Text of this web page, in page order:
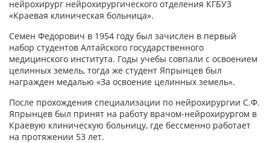
нейрохирург нейрохирургического отделения КГБУЗ
«Краевая клиническая больница».
Семен Федорович в 1954 году был зачислен в первый
набор студентов Алтайского государственного
медицинского института. Годы учебы совпали с освоением
целинных земель, тогда же студент Япрынцев был
награжден медалью «За освоение целинных земель».
После прохождения специализации по нейрохирургии С.Ф.
Япрынцев был принят на работу врачом-нейрохирургом в
Краевую клиническую больницу, где бессменно работает
на протяжении 53 лет.